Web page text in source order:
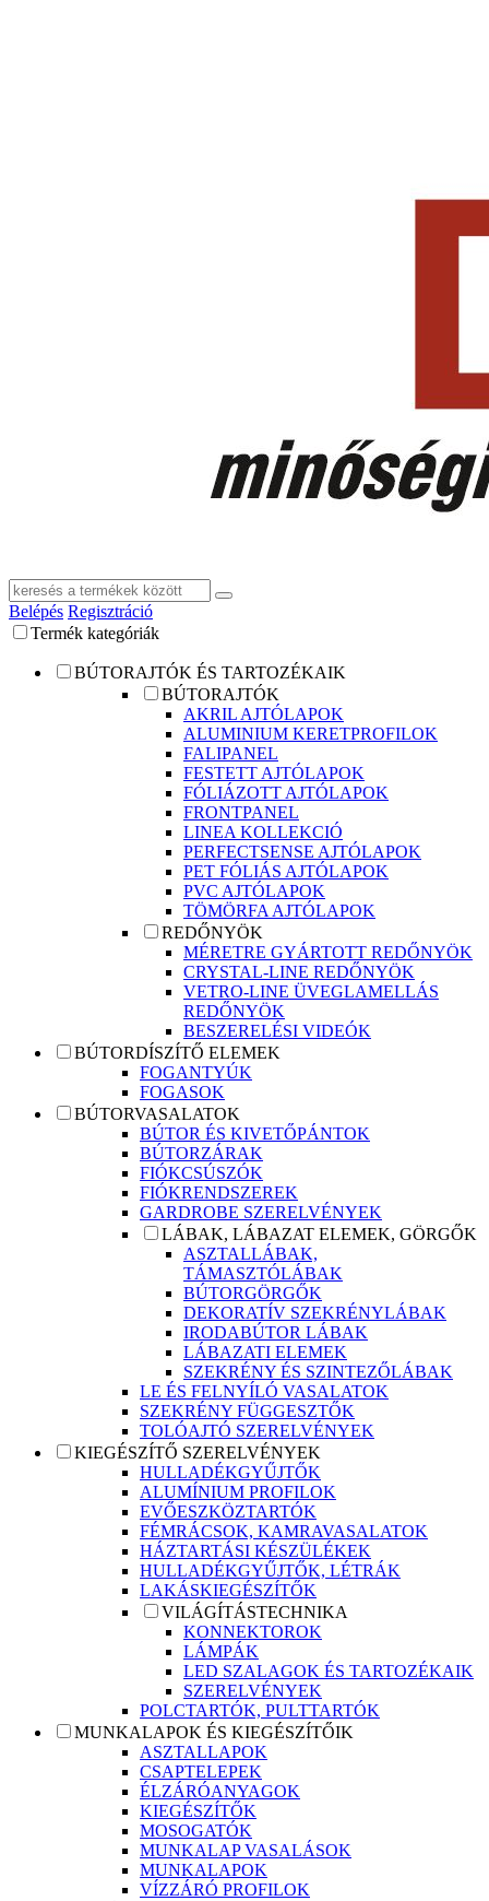
Belépés Regisztráció
Termék kategóriák
BÚTORAJTÓK ÉS TARTOZÉKAIK
BÚTORAJTÓK
AKRIL AJTÓLAPOK
ALUMINIUM KERETPROFILOK
FALIPANEL
FESTETT AJTÓLAPOK
FÓLIÁZOTT AJTÓLAPOK
FRONTPANEL
LINEA KOLLEKCIÓ
PERFECTSENSE AJTÓLAPOK
PET FÓLIÁS AJTÓLAPOK
PVC AJTÓLAPOK
TÖMÖRFA AJTÓLAPOK
REDŐNYÖK
MÉRETRE GYÁRTOTT REDŐNYÖK
CRYSTAL-LINE REDŐNYÖK
VETRO-LINE ÜVEGLAMELLÁS
REDŐNYÖK
BESZERELÉSI VIDEÓK
BÚTORDÍSZÍTŐ ELEMEK
FOGANTYÚK
FOGASOK
BÚTORVASALATOK
BÚTOR ÉS KIVETŐPÁNTOK
BÚTORZÁRAK
FIÓKCSÚSZÓK
FIÓKRENDSZEREK
GARDROBE SZERELVÉNYEK
LÁBAK, LÁBAZAT ELEMEK, GÖRGŐK
ASZTALLÁBAK,
TÁMASZTÓLÁBAK
BÚTORGÖRGŐK
DEKORATÍV SZEKRÉNYLÁBAK
IRODABÚTOR LÁBAK
LÁBAZATI ELEMEK
SZEKRÉNY ÉS SZINTEZŐLÁBAK
LE ÉS FELNYÍLÓ VASALATOK
SZEKRÉNY FÜGGESZTŐK
TOLÓAJTÓ SZERELVÉNYEK
KIEGÉSZÍTŐ SZERELVÉNYEK
HULLADÉKGYŰJTŐK
ALUMÍNIUM PROFILOK
EVŐESZKÖZTARTÓK
FÉMRÁCSOK, KAMRAVASALATOK
HÁZTARTÁSI KÉSZÜLÉKEK
HULLADÉKGYŰJTŐK, LÉTRÁK
LAKÁSKIEGÉSZÍTŐK
VILÁGÍTÁSTECHNIKA
KONNEKTOROK
LÁMPÁK
LED SZALAGOK ÉS TARTOZÉKAIK
SZERELVÉNYEK
POLCTARTÓK, PULTTARTÓK
MUNKALAPOK ÉS KIEGÉSZÍTŐIK
ASZTALLAPOK
CSAPTELEPEK
ÉLZÁRÓANYAGOK
KIEGÉSZÍTŐK
MOSOGATÓK
MUNKALAP VASALÁSOK
MUNKALAPOK
VÍZZÁRÓ PROFILOK